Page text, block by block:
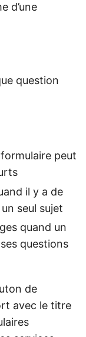
d’une
question
peut
il y a de
seul sujet
quand un
questions
de
avec le titre